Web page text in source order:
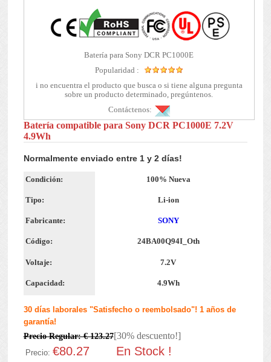
Batería para Sony DCR PC1000E
Popularidad :
i no encuentra el producto que busca o si tiene alguna pregunta
sobre un producto determinado, pregúntenos.
Contáctenos:
Batería compatible para Sony DCR PC1000E 7.2V
4.9Wh
Normalmente enviado entre 1 y 2 días!
Condición: 100% Nueva
Tipo: Li-ion
Fabricante: SONY
Código: 24BA00Q94I_Oth
Voltaje: 7.2V
Capacidad: 4.9Wh
30 días laborales "Satisfecho o reembolsado"! 1 años de
garantía!
Precio Regular: € 123.27[30% descuento!]
Precio:€80.27 En Stock !